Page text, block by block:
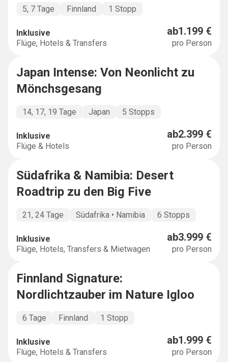
5, 7 Tage Finnland 1 Stopp
Inklusive
Flüge, Hotels & Transfers
ab1.199 €
pro Person
INTENSE
Japan Intense: Von Neonlicht zu
Mönchsgesang
14, 17, 19 Tage Japan 5 Stopps
Inklusive
Flüge & Hotels
ab2.399 €
pro Person
MULTICOUNTRY
Südafrika & Namibia: Desert
Roadtrip zu den Big Five
21, 24 Tage Südafrika • Namibia 6 Stopps
Inklusive
Flüge, Hotels, Transfers & Mietwagen
ab3.999 €
pro Person
SIGNATURE
Finnland Signature:
Nordlichtzauber im Nature Igloo
6 Tage Finnland 1 Stopp
Inklusive
Flüge, Hotels & Transfers
ab1.999 €
pro Person